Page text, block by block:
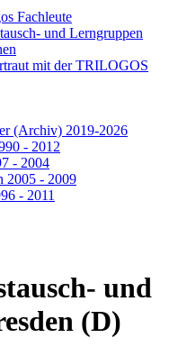
Fachleute
und Lerngruppen
mit der TRILOGOS
(Archiv) 2019-2026
- 2012
- 2004
2005 - 2009
- 2011
und
(D)